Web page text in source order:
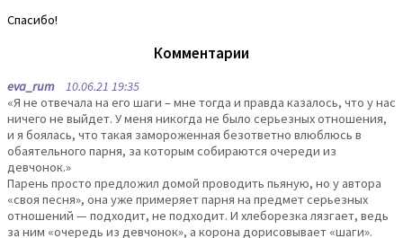
Спасибо!
Комментарии
eva_rum 10.06.21 19:35
«Я не отвечала на его шаги – мне тогда и правда казалось, что у нас
ничего не выйдет. У меня никогда не было серьезных отношения,
и я боялась, что такая замороженная безответно влюблюсь в
обаятельного парня, за которым собираются очереди из
девчонок.»
Парень просто предложил домой проводить пьяную, но у автора
«своя песня», она уже примеряет парня на предмет серьезных
отношений — подходит, не подходит. И хлеборезка лязгает, ведь
за ним «очередь из девчонок», а корона дорисовывает «шаги».